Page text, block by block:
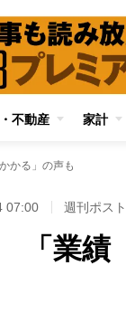
不動産 家計
かる」の声も
07:00 週刊ポスト
「業績